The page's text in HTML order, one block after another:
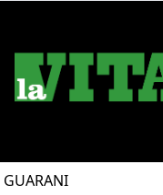
GUARANI